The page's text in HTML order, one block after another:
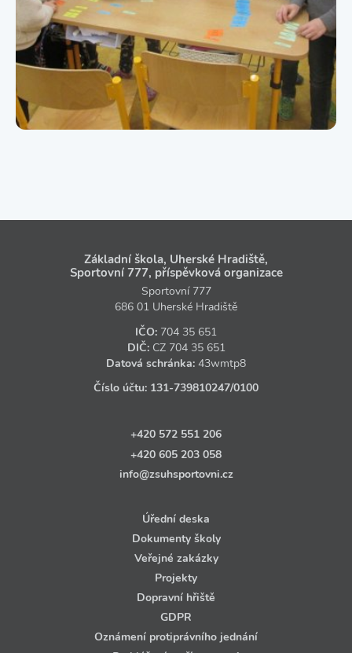
Základní škola, Uherské Hradiště,
Sportovní 777, příspěvková organizace
Sportovní 777
686 01 Uherské Hradiště
IČO: 704 35 651
DIČ: CZ 704 35 651
Datová schránka: 43wmtp8
Číslo účtu: 131‑739810247/0100
+420 572 551 206
+420 605 203 058
info@zsuhsportovni.cz
Úřední deska
Dokumenty školy
Veřejné zakázky
Projekty
Dopravní hřiště
GDPR
Oznámení protiprávního jednání